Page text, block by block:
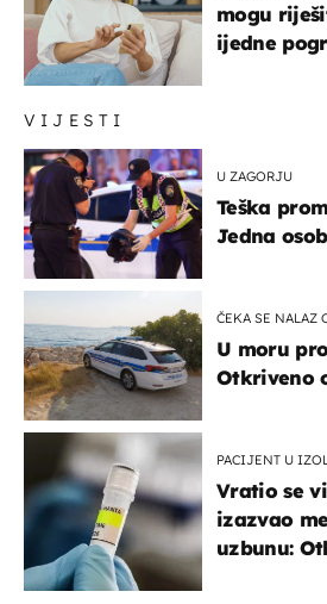
VIJESTI
U ZAGORJU
Teška
Jedna
ČEKA SE NALAZ
U moru
Otkriveno
PACIJENT U
Vratio se
izazvao
uzbunu:
mogu
ijedne